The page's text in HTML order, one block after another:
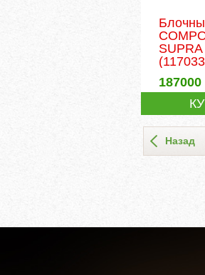
187000
Назад